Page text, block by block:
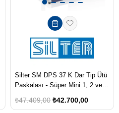
Silter SM DPS 37 K Dar Tip Ütü
Paskalası - Süper Mini 1, 2 ve
Dahil
₺42.700,00
₺47.409,00